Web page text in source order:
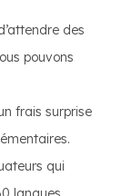
des
pouvons
frais surprise
qui